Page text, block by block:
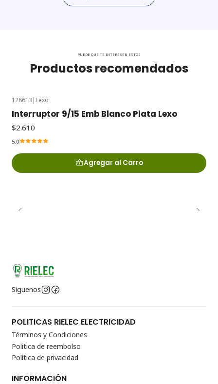
PUEDE QUE TE INTERESEN ESTOS
Productos recomendados
128613 | Lexo
Interruptor 9/15 Emb Blanco Plata Lexo
$2.610
5.0
Agregar al Carro
Síguenos
POLITICAS RIELEC ELECTRICIDAD
Términos y Condiciones
Politica de reembolso
Política de privacidad
INFORMACIÓN